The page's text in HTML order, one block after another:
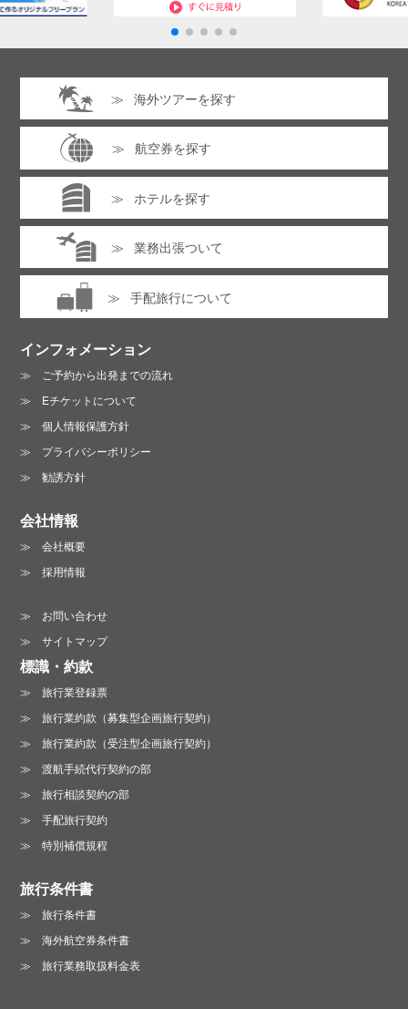
海外ツアーを探す
航空券を探す
ホテルを探す
業務出張ついて
手配旅行について
インフォメーション
ご予約から出発までの流れ
Eチケットについて
個人情報保護方針
プライバシーポリシー
勧誘方針
会社情報
会社概要
採用情報
お問い合わせ
サイトマップ
標識・約款
旅行業登録票
旅行業約款（募集型企画旅行契約）
旅行業約款（受注型企画旅行契約）
渡航手続代行契約の部
旅行相談契約の部
手配旅行契約
特別補償規程
旅行条件書
旅行条件書
海外航空券条件書
旅行業務取扱料金表